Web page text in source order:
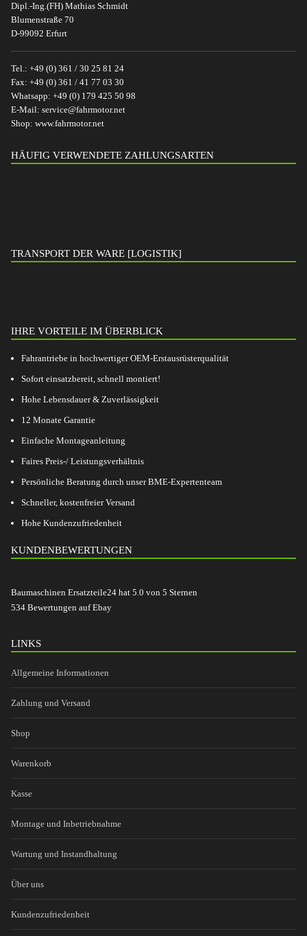
Dipl.-Ing.(FH) Mathias Schmidt
Blumenstraße 70
D-99092 Erfurt
Tel.: +49 (0) 361 / 30 25 81 24
Fax: +49 (0) 361 / 41 77 03 30
Whatsapp: +49 (0) 179 425 50 98
E-Mail: service@fahrmotor.net
Shop: www.fahrmotor.net
HÄUFIG VERWENDETE ZAHLUNGSARTEN
TRANSPORT DER WARE [LOGISTIK]
IHRE VORTEILE IM ÜBERBLICK
Fahrantriebe in hochwertiger OEM-Erstausrüsterqualität
Sofort einsatzbereit, schnell montiert!
Hohe Lebensdauer & Zuverlässigkeit
12 Monate Garantie
Einfache Montageanleitung
Faires Preis-/ Leistungsverhältnis
Persönliche Beratung durch unser BME-Expertenteam
Schneller, kostenfreier Versand
Hohe Kundenzufriedenheit
KUNDENBEWERTUNGEN
Baumaschinen Ersatzteile24 hat 5.0 von 5 Sternen
534 Bewertungen auf Ebay
LINKS
Allgemeine Informationen
Zahlung und Versand
Shop
Warenkorb
Kasse
Montage und Inbetriebnahme
Wartung und Instandhaltung
Über uns
Kundenzufriedenheit